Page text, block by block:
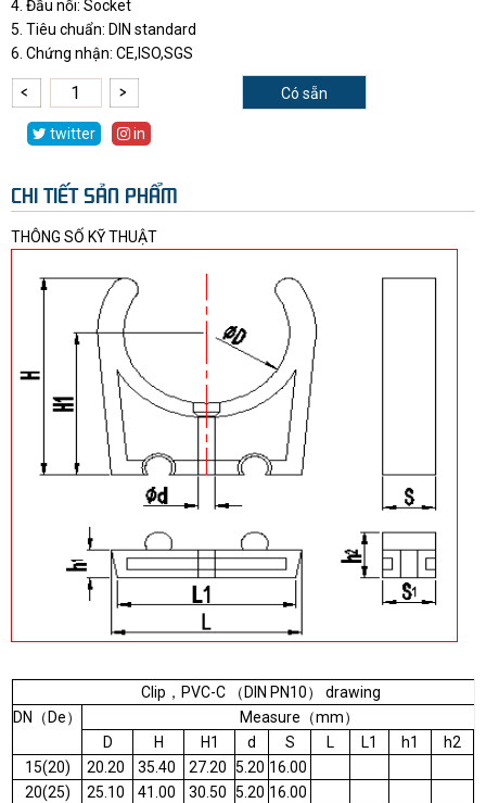
4. Đầu nối: Socket
5. Tiêu chuẩn: DIN standard
6. Chứng nhận: CE,ISO,SGS
Có sẵn
twitter in
CHI TIẾT SẢN PHẨM
THÔNG SỐ KỸ THUẬT
Clip，PVC-C （DIN PN10） drawing
DN（De）
Measure（mm）
D
H H1 d S L L1 h1 h2
15(20)
20.20 35.40 27.20 5.20 16.00
20(25)
25.10 41.00 30.50 5.20 16.00